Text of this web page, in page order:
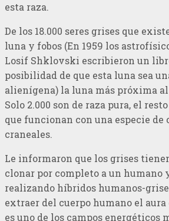
esta raza.
De los 18.000 seres grises que
luna y fobos (En 1959 los
Losif Shklovski escribieron un
posibilidad de que esta luna sea
alienígena) la luna más próxima
Solo 2.000 son de raza pura, el
que funcionan con una especie
craneales.
Le informaron que los grises
clonar por completo a un humano
realizando híbridos humanos-
extraer del cuerpo humano el
es uno de los campos energéticos